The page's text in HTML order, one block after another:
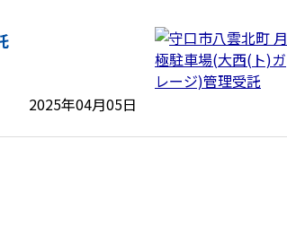
2025年04月05日